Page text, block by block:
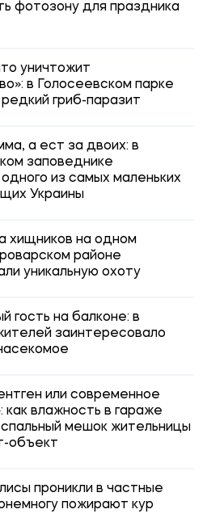
фотозону для праздника
уничтожит
в Голосеевском парке
гриб-паразит
а ест за двоих: в
заповеднике
из самых маленьких
Украины
хищников на одном
районе
уникальную охоту
гость на балконе: в
заинтересовало
или современное
как влажность в гараже
мешок жительницы
объект
проникли в частные
пожирают кур